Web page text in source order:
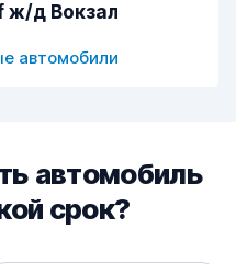
ж/д Вокзал
автомобили
автомобиль
срок?